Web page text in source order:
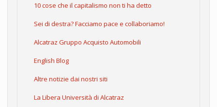
10 cose che il capitalismo non ti ha detto
Sei di destra? Facciamo pace e collaboriamo!
Alcatraz Gruppo Acquisto Automobili
English Blog
Altre notizie dai nostri siti
La Libera Università di Alcatraz